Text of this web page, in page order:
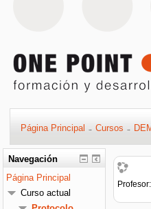
Página Principal Cursos
Profesor:
Navegación
Página Principal
Curso actual